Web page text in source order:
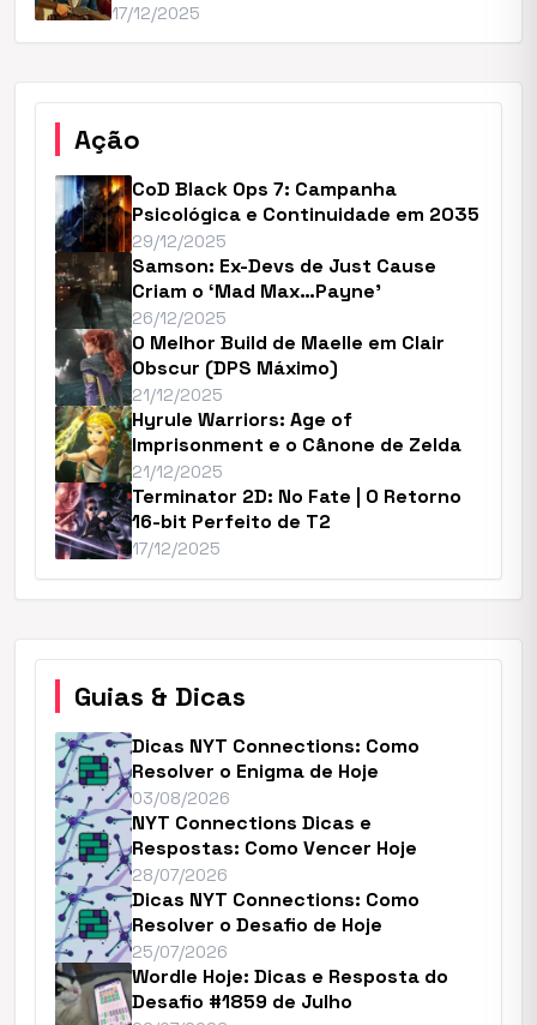
17/12/2025
Ação
CoD Black Ops 7: Campanha
Psicológica e Continuidade em 2035
29/12/2025
Samson: Ex-Devs de Just Cause
Criam o ‘Mad Max…Payne’
26/12/2025
O Melhor Build de Maelle em Clair
Obscur (DPS Máximo)
21/12/2025
Hyrule Warriors: Age of
Imprisonment e o Cânone de Zelda
21/12/2025
Terminator 2D: No Fate | O Retorno
16-bit Perfeito de T2
17/12/2025
Guias & Dicas
Dicas NYT Connections: Como
Resolver o Enigma de Hoje
03/08/2026
NYT Connections Dicas e
Respostas: Como Vencer Hoje
28/07/2026
Dicas NYT Connections: Como
Resolver o Desafio de Hoje
25/07/2026
Wordle Hoje: Dicas e Resposta do
Desafio #1859 de Julho